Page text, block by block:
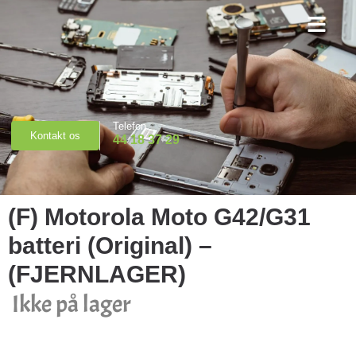
Kontakt os
Telefon
44 18 37 29
(F) Motorola Moto G42/G31
batteri (Original) –
(FJERNLAGER)
Ikke på lager